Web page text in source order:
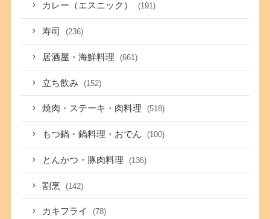
カレー（エスニック） (191)
寿司 (236)
居酒屋・海鮮料理 (661)
立ち飲み (152)
焼肉・ステーキ・肉料理 (518)
もつ鍋・鍋料理・おでん (100)
とんかつ・豚肉料理 (136)
割烹 (142)
カキフライ (78)